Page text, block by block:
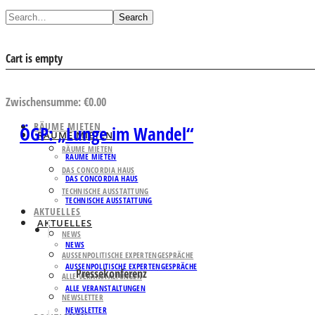
Search
Cart is empty
Zwischensumme:€0.00
RÄUME MIETEN
RÄUME MIETEN
DAS CONCORDIA HAUS
TECHNISCHE AUSSTATTUNG
AKTUELLES
NEWS
AUSSENPOLITISCHE EXPERTENGESPRÄCHE
ALLE VERANSTALTUNGEN
NEWSLETTER
RÄUME MIETEN
RÄUME MIETEN
DAS CONCORDIA HAUS
TECHNISCHE AUSSTATTUNG
AKTUELLES
NEWS
AUSSENPOLITISCHE EXPERTENGESPRÄCHE
ALLE VERANSTALTUNGEN
NEWSLETTER
ÖGP: „Lunge im Wandel“
Pressekonferenz